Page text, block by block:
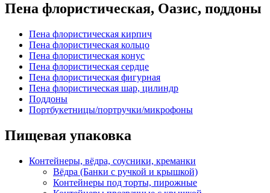
Пена флористическая, Оазис, поддоны
Пена флористическая кирпич
Пена флористическая кольцо
Пена флористическая конус
Пена флористическая сердце
Пена флористическая фигурная
Пена флористическая шар, цилиндр
Поддоны
Портбукетницы/портручки/микрофоны
Пищевая упаковка
Контейнеры, вёдра, соусники, креманки
Вёдра (Банки с ручкой и крышкой)
Контейнеры под торты, пирожные